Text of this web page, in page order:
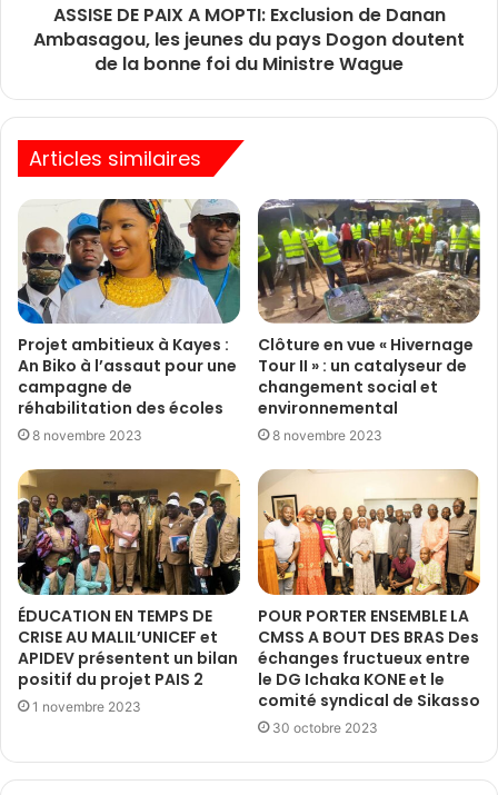
ASSISE DE PAIX A MOPTI: Exclusion de Danan
Ambasagou, les jeunes du pays Dogon doutent
de la bonne foi du Ministre Wague
Articles similaires
Projet ambitieux à Kayes :
An Biko à l’assaut pour une
campagne de
réhabilitation des écoles
8 novembre 2023
Clôture en vue « Hivernage
Tour II » : un catalyseur de
changement social et
environnemental
8 novembre 2023
ÉDUCATION EN TEMPS DE
CRISE AU MALIL’UNICEF et
APIDEV présentent un bilan
positif du projet PAIS 2
1 novembre 2023
POUR PORTER ENSEMBLE LA
CMSS A BOUT DES BRAS Des
échanges fructueux entre
le DG Ichaka KONE et le
comité syndical de Sikasso
30 octobre 2023